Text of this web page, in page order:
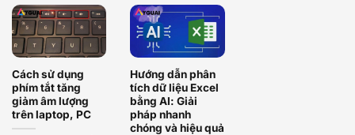
Cách sử dụng
phím tắt tăng
giảm âm lượng
trên laptop, PC
Hướng dẫn phân
tích dữ liệu Excel
bằng AI: Giải
pháp nhanh
chóng và hiệu quả